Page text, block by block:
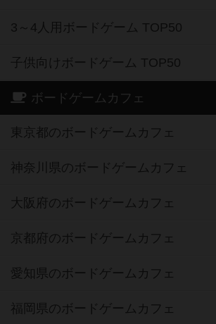
3～4人用ボードゲーム TOP50
子供向けボードゲーム TOP50
ボードゲームカフェ
東京都のボードゲームカフェ
神奈川県のボードゲームカフェ
大阪府のボードゲームカフェ
京都府のボードゲームカフェ
愛知県のボードゲームカフェ
福岡県のボードゲームカフェ